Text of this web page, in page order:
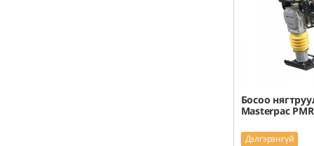
Босоо
Masterpac
Дэлгэрэнгүй